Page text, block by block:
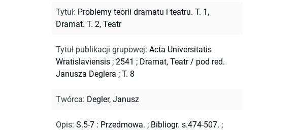
Tytuł: Problemy teorii dramatu i teatru. T. 1,
Dramat. T. 2, Teatr
Tytuł publikacji grupowej: Acta Universitatis
Wratislaviensis ; 2541 ; Dramat, Teatr / pod red.
Janusza Deglera ; T. 8
Twórca: Degler, Janusz
Opis: S.5-7 : Przedmowa. ; Bibliogr. s.474-507. ;